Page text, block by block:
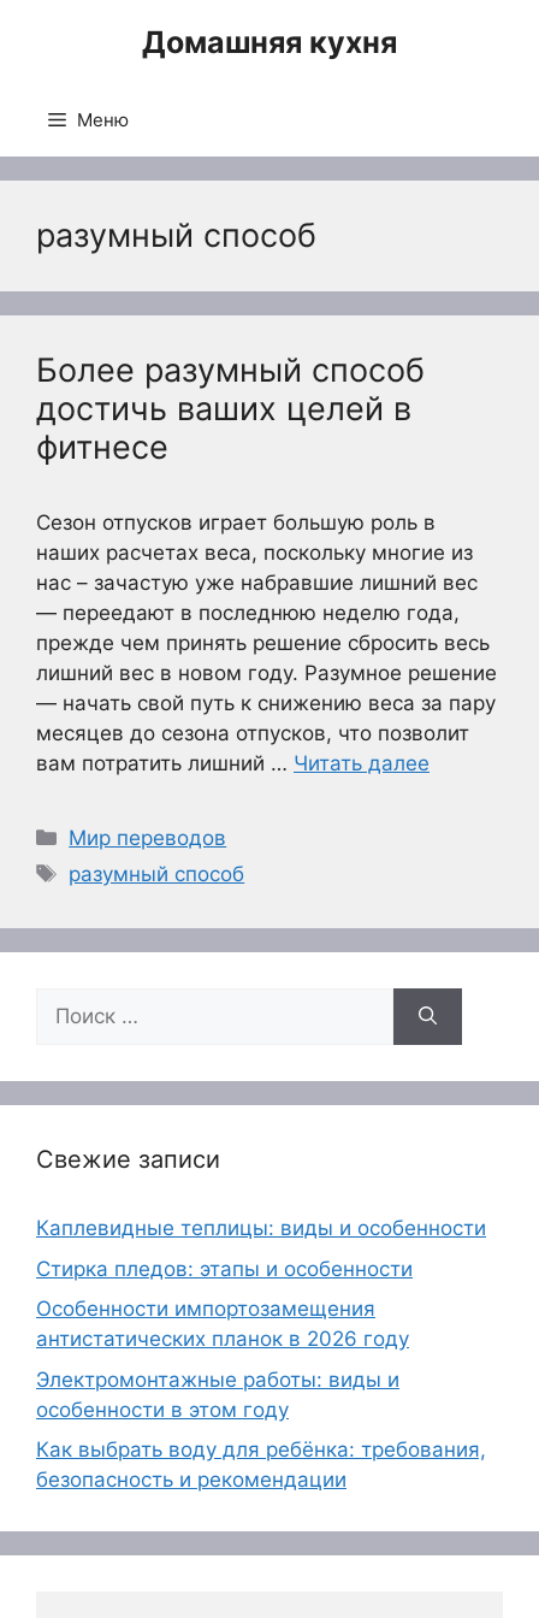
Домашняя кухня
Меню
разумный способ
Более разумный способ
достичь ваших целей в
фитнесе
Сезон отпусков играет большую роль в
наших расчетах веса, поскольку многие из
нас – зачастую уже набравшие лишний вес
— переедают в последнюю неделю года,
прежде чем принять решение сбросить весь
лишний вес в новом году. Разумное решение
— начать свой путь к снижению веса за пару
месяцев до сезона отпусков, что позволит
вам потратить лишний … Читать далее
Рубрики
Мир переводов
Метки
разумный способ
Поиск:
Свежие записи
Каплевидные теплицы: виды и особенности
Стирка пледов: этапы и особенности
Особенности импортозамещения
антистатических планок в 2026 году
Электромонтажные работы: виды и
особенности в этом году
Как выбрать воду для ребёнка: требования,
безопасность и рекомендации